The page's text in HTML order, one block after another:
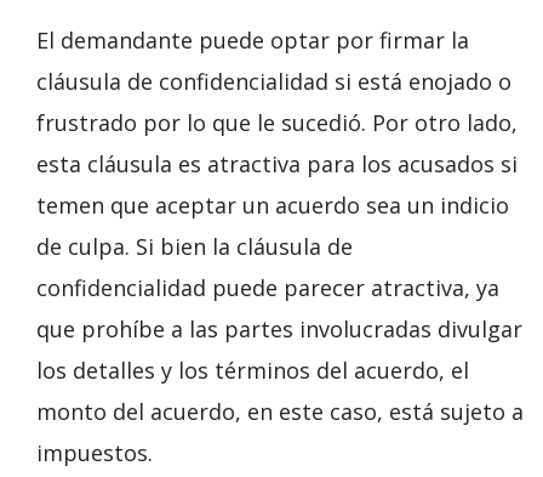
El demandante puede optar por firmar la
cláusula de confidencialidad si está enojado o
frustrado por lo que le sucedió. Por otro lado,
esta cláusula es atractiva para los acusados si
temen que aceptar un acuerdo sea un indicio
de culpa. Si bien la cláusula de
confidencialidad puede parecer atractiva, ya
que prohíbe a las partes involucradas divulgar
los detalles y los términos del acuerdo, el
monto del acuerdo, en este caso, está sujeto a
impuestos.